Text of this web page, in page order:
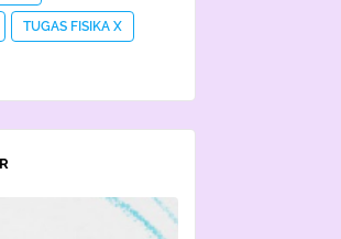
TUGAS FISIKA X